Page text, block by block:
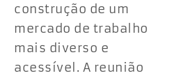
construção de um
mercado de trabalho
mais diverso e
acessível. A reunião